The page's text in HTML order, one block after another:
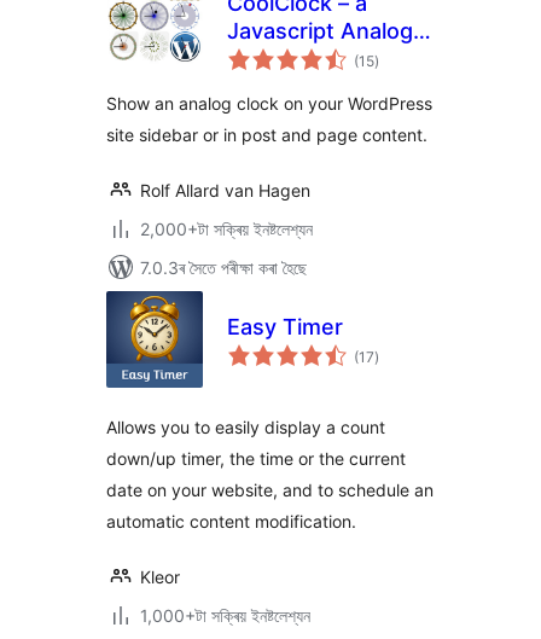
Javascript Analog
Clock
(15টা
মুঠ)
Show an analog clock on your WordPress
site sidebar or in post and page content.
Rolf Allard van Hagen
2,000+টা সক্ৰিয় ইনষ্টলেশ্যন
7.0.3ৰ সৈতে পৰীক্ষা কৰা হৈছে
Easy Timer
(17টা
মুঠ)
Allows you to easily display a count
down/up timer, the time or the current
date on your website, and to schedule an
automatic content modification.
Kleor
1,000+টা সক্ৰিয় ইনষ্টলেশ্যন